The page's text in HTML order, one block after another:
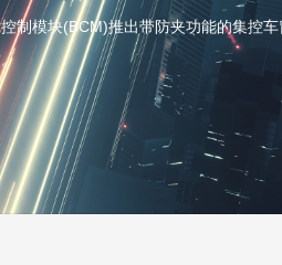
制模块(BCM)推出带防夹功能的集控